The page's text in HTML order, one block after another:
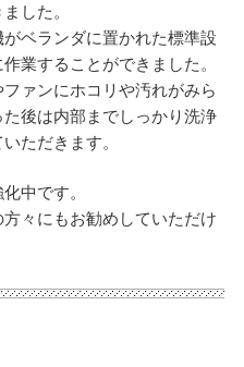
した。
ベランダに置かれた標準設
業することができました。
ァンにホコリや汚れがみら
後は内部までしっかり洗浄
ただきます。
中です。
々にもお勧めしていただけ